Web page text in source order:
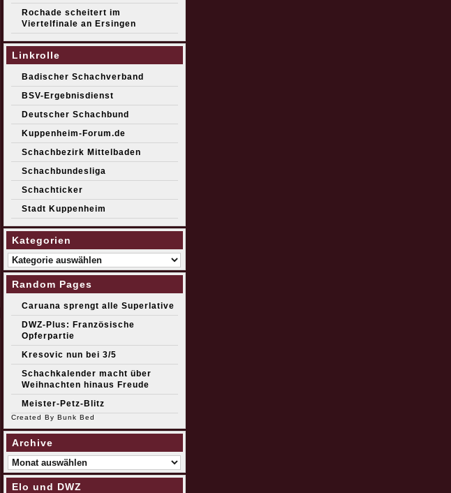
Rochade scheitert im
Viertelfinale an Ersingen
Linkrolle
Badischer Schachverband
BSV-Ergebnisdienst
Deutscher Schachbund
Kuppenheim-Forum.de
Schachbezirk Mittelbaden
Schachbundesliga
Schachticker
Stadt Kuppenheim
Kategorien
Kategorien
Random Pages
Caruana sprengt alle Superlative
DWZ-Plus: Französische
Opferpartie
Kresovic nun bei 3/5
Schachkalender macht über
Weihnachten hinaus Freude
Meister-Petz-Blitz
Created By Bunk Bed
Archive
Archive
Elo und DWZ